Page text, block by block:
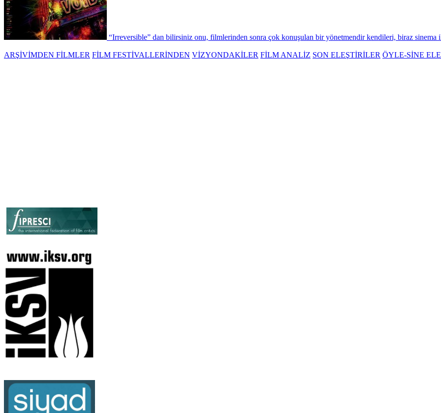
“Irreversible” dan bilirsiniz onu, filmlerinden sonra çok konuşulan bir yönetmendir kendileri, biraz
ARŞİVİMDEN FİLMLER FİLM FESTİVALLERİNDEN VİZYONDAKİLER FİLM ANALİZ SON ELEŞTİRİLER ÖYLE-SİNE